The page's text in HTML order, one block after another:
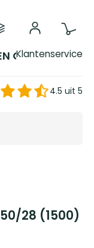
GEREEDSCHAP
Klantenservice
4.5 uit 5
28 (1500)